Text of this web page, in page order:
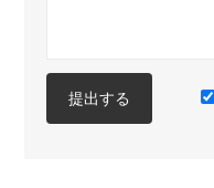
提出する